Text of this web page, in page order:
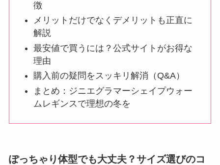
徴
メリットだけでなくデメリットも正直に
解説
最安値で買うには？公式サイトがお得な
理由
購入前の疑問をスッキリ解消（Q&A）
まとめ：ジニエグラマーシェイプウォー
ムレギンスで理想の冬を
ぽっちゃり体型でも大丈夫？サイズ選びのコ